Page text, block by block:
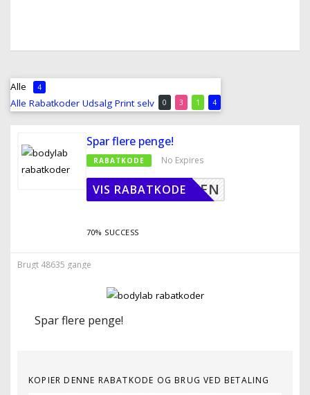
Alle 4
Alle 4
Rabatkoder 1
Udsalg 3
Print selv 0
Spar flere penge!
RABATKODE No Expires
BUTIKKEN
VIS RABATKODE
70% SUCCESS
Brugt 48635 gange
Spar flere penge!
KOPIER DENNE RABATKODE OG BRUG VED BETALING